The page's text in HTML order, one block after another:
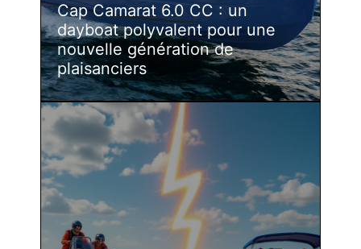
Cap Camarat 6.0 CC : un
dayboat polyvalent pour une
nouvelle génération de
plaisanciers